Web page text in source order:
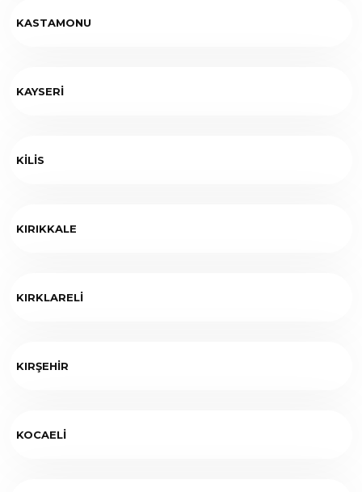
KASTAMONU
KAYSERİ
KİLİS
KIRIKKALE
KIRKLARELİ
KIRŞEHİR
KOCAELİ